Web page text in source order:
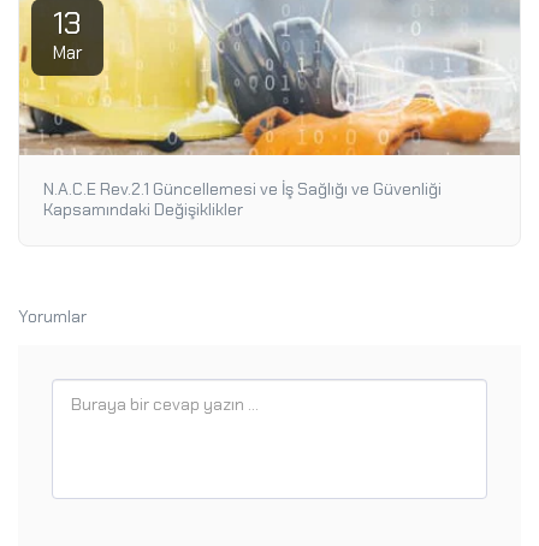
13
Mar
N.A.C.E Rev.2.1 Güncellemesi ve İş Sağlığı ve Güvenliği
Kapsamındaki Değişiklikler
Yorumlar